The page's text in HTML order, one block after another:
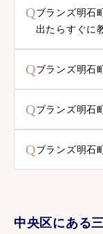
Qブランズ明石
出たらすぐに
Qブランズ明石
Qブランズ明石
Qブランズ明石
中央区にある